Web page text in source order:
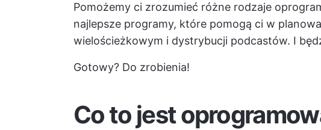
Pomożemy ci zrozumieć różne rodzaje
najlepsze programy, które pomogą ci w
wielościeżkowym i dystrybucji podcastów. I
Gotowy? Do zrobienia!
Co to jest